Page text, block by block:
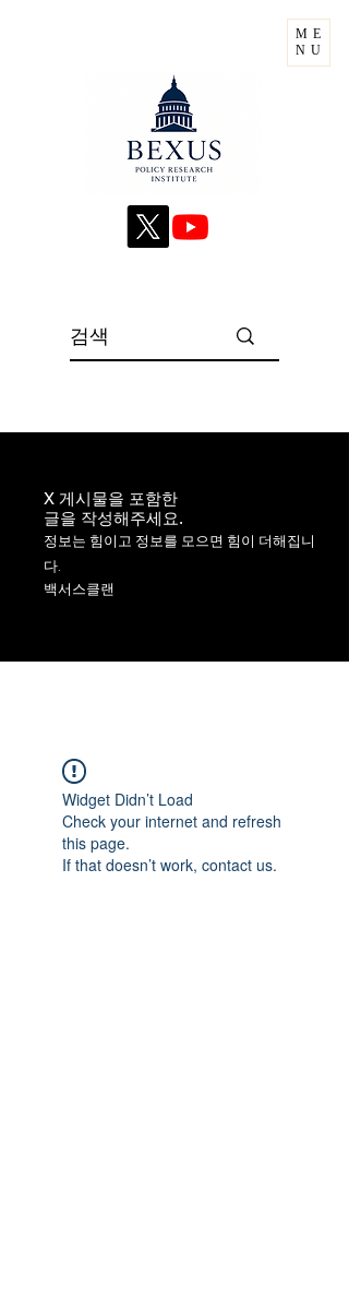
ME
NU
X 게시물을 포함한
​글을 작성해주세요.
정보는 힘이고 정보를 모으면 힘이 더해집니
다.
백서스클랜
Widget Didn’t Load
Check your internet and refresh
this page.
If that doesn’t work, contact us.